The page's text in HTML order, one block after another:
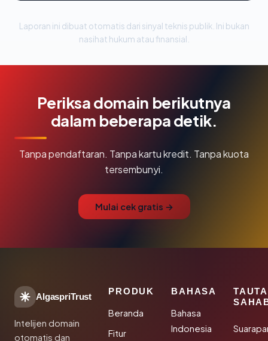
Laporan ini dibuat otomatis dari sinyal teknis publik. Ini bukan
nasihat hukum atau finansial.
Periksa domain berikutnya
dalam beberapa detik.
Tanpa pendaftaran. Tanpa kartu kredit. Tanpa kuota
tersembunyi.
Mulai cek gratis →
AlgaspriTrust
Intelijen domain
otomatis dan
PRODUK
Beranda
Fitur
BAHASA
Bahasa
Indonesia